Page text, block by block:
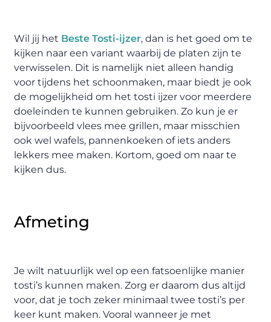
Wil jij het Beste Tosti-ijzer, dan is het goed om te
kijken naar een variant waarbij de platen zijn te
verwisselen. Dit is namelijk niet alleen handig
voor tijdens het schoonmaken, maar biedt je ook
de mogelijkheid om het tosti ijzer voor meerdere
doeleinden te kunnen gebruiken. Zo kun je er
bijvoorbeeld vlees mee grillen, maar misschien
ook wel wafels, pannenkoeken of iets anders
lekkers mee maken. Kortom, goed om naar te
kijken dus.
Afmeting
Je wilt natuurlijk wel op een fatsoenlijke manier
tosti’s kunnen maken. Zorg er daarom dus altijd
voor, dat je toch zeker minimaal twee tosti’s per
keer kunt maken. Vooral wanneer je met